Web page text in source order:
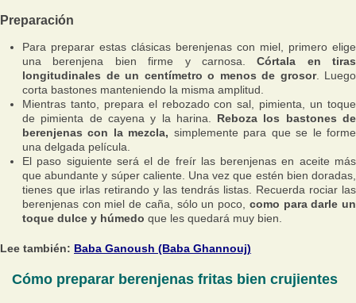
Preparación
Para preparar estas clásicas berenjenas con miel, primero elige
una berenjena bien firme y carnosa.Córtala en tiras
longitudinales de un centímetro o menos de grosor. Luego
corta bastones manteniendo la misma amplitud.
Mientras tanto, prepara el rebozado con sal, pimienta, un toque
de pimienta de cayena y la harina.
Reboza los bastones de
berenjenas con la mezcla, simplemente para que se le forme
una delgada película.
El paso siguiente será el de freír las berenjenas en aceite más
que abundante y súper caliente. Una vez que estén bien doradas,
tienes que irlas retirando y las tendrás listas. Recuerda rociar las
berenjenas con miel de caña, sólo un poco, como para darle un
toque dulce y húmedo que les quedará muy bien.
Lee también: Baba Ganoush (Baba Ghannouj)
Cómo preparar berenjenas fritas bien crujientes